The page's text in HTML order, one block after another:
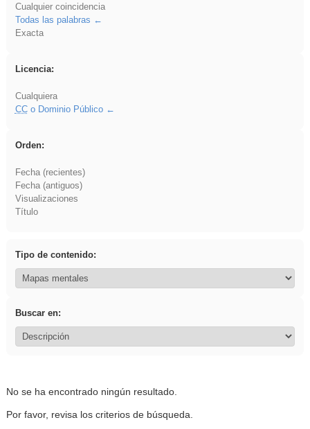
Cualquier coincidencia
Todas las palabras
Exacta
Licencia:
Cualquiera
CCo Dominio Público
Orden:
Fecha (recientes)
Fecha (antiguos)
Visualizaciones
Título
Tipo de contenido:
Buscar en:
No se ha encontrado ningún resultado.
Por favor, revisa los criterios de búsqueda.